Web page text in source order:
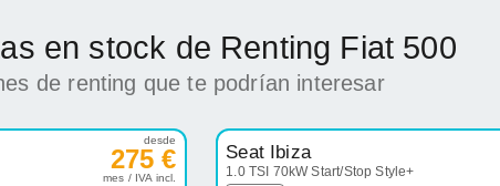
en stock de Renting Fiat 500
de renting que te podrían interesar
desde
275 €
mes / IVA incl.
Seat Ibiza
1.0 TSI 70kW Start/Stop Style+